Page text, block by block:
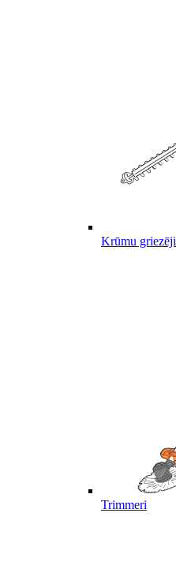
Krūmu griezēji
Trimmeri